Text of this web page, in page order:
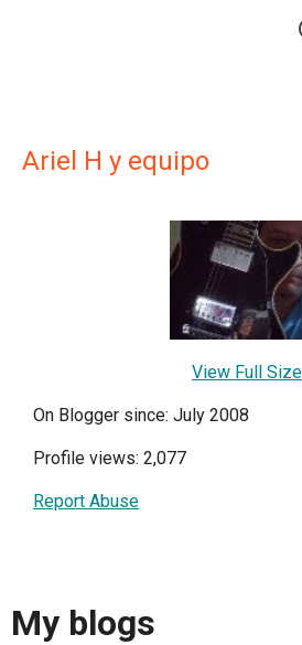
Ariel H y equipo
View Full Size
On Blogger since: July 2008
Profile views: 2,077
Report Abuse
My blogs